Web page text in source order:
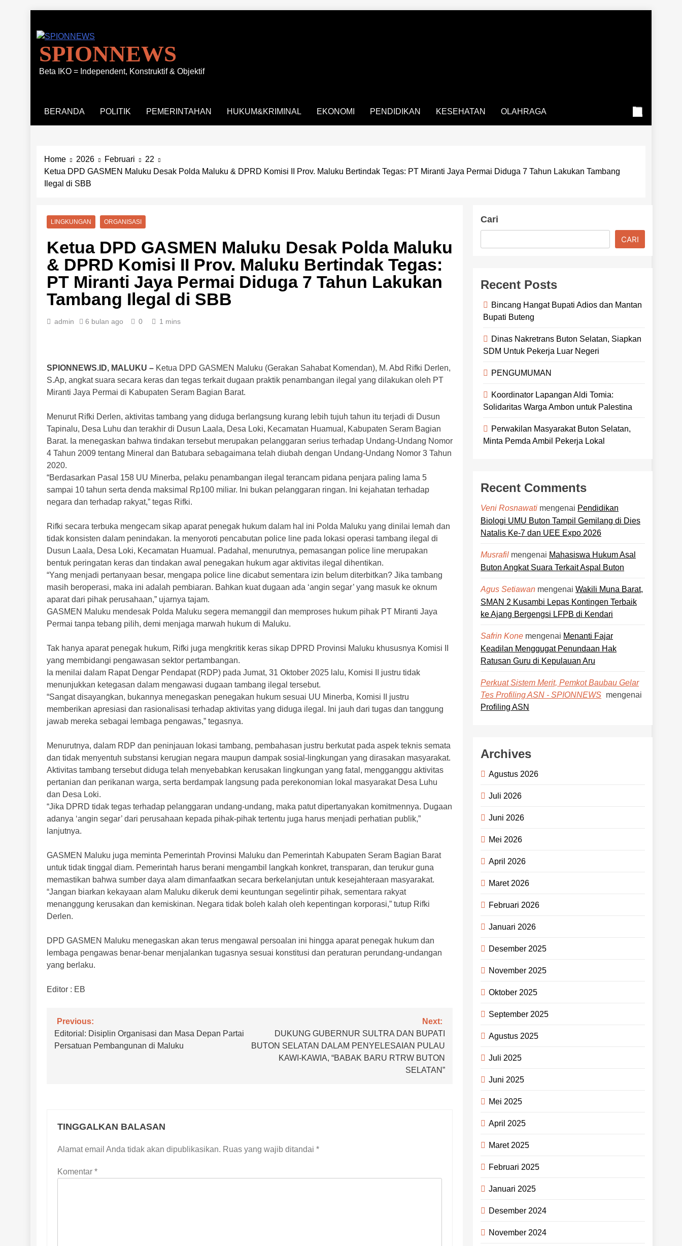
content
SPIONNEWS
Beta IKO = Independent, Konstruktif & Objektif
BERANDA POLITIK PEMERINTAHAN HUKUM&KRIMINAL EKONOMI PENDIDIKAN KESEHATAN OLAHRAGA
Home 2026 Februari
22
Ketua DPD GASMEN Maluku Desak Polda Maluku & DPRD Komisi II Prov. Maluku Bertindak Tegas: PT Miranti Jaya Permai Diduga 7 Tahun Lakukan Tambang
Ilegal di SBB
LINGKUNGAN ORGANISASI
Ketua DPD GASMEN Maluku Desak Polda Maluku
& DPRD Komisi II Prov. Maluku Bertindak Tegas:
PT Miranti Jaya Permai Diduga 7 Tahun Lakukan
Tambang Ilegal di SBB
admin 6 bulan ago 0 1 mins
SPIONNEWS.ID, MALUKU – Ketua DPD GASMEN Maluku (Gerakan Sahabat Komendan), M. Abd Rifki Derlen,
S.Ap, angkat suara secara keras dan tegas terkait dugaan praktik penambangan ilegal yang dilakukan oleh PT
Miranti Jaya Permai di Kabupaten Seram Bagian Barat.
Menurut Rifki Derlen, aktivitas tambang yang diduga berlangsung kurang lebih tujuh tahun itu terjadi di Dusun
Tapinalu, Desa Luhu dan terakhir di Dusun Laala, Desa Loki, Kecamatan Huamual, Kabupaten Seram Bagian
Barat. Ia menegaskan bahwa tindakan tersebut merupakan pelanggaran serius terhadap Undang-Undang Nomor
4 Tahun 2009 tentang Mineral dan Batubara sebagaimana telah diubah dengan Undang-Undang Nomor 3 Tahun
2020.
“Berdasarkan Pasal 158 UU Minerba, pelaku penambangan ilegal terancam pidana penjara paling lama 5
sampai 10 tahun serta denda maksimal Rp100 miliar. Ini bukan pelanggaran ringan. Ini kejahatan terhadap
negara dan terhadap rakyat,” tegas Rifki.
Rifki secara terbuka mengecam sikap aparat penegak hukum dalam hal ini Polda Maluku yang dinilai lemah dan
tidak konsisten dalam penindakan. Ia menyoroti pencabutan police line pada lokasi operasi tambang ilegal di
Dusun Laala, Desa Loki, Kecamatan Huamual. Padahal, menurutnya, pemasangan police line merupakan
bentuk peringatan keras dan tindakan awal penegakan hukum agar aktivitas ilegal dihentikan.
“Yang menjadi pertanyaan besar, mengapa police line dicabut sementara izin belum diterbitkan? Jika tambang
masih beroperasi, maka ini adalah pembiaran. Bahkan kuat dugaan ada ‘angin segar’ yang masuk ke oknum
aparat dari pihak perusahaan,” ujarnya tajam.
GASMEN Maluku mendesak Polda Maluku segera memanggil dan memproses hukum pihak PT Miranti Jaya
Permai tanpa tebang pilih, demi menjaga marwah hukum di Maluku.
Tak hanya aparat penegak hukum, Rifki juga mengkritik keras sikap DPRD Provinsi Maluku khususnya Komisi II
yang membidangi pengawasan sektor pertambangan.
Ia menilai dalam Rapat Dengar Pendapat (RDP) pada Jumat, 31 Oktober 2025 lalu, Komisi II justru tidak
menunjukkan ketegasan dalam mengawasi dugaan tambang ilegal tersebut.
“Sangat disayangkan, bukannya menegaskan penegakan hukum sesuai UU Minerba, Komisi II justru
memberikan apresiasi dan rasionalisasi terhadap aktivitas yang diduga ilegal. Ini jauh dari tugas dan tanggung
jawab mereka sebagai lembaga pengawas,” tegasnya.
Menurutnya, dalam RDP dan peninjauan lokasi tambang, pembahasan justru berkutat pada aspek teknis semata
dan tidak menyentuh substansi kerugian negara maupun dampak sosial-lingkungan yang dirasakan masyarakat.
Aktivitas tambang tersebut diduga telah menyebabkan kerusakan lingkungan yang fatal, mengganggu aktivitas
pertanian dan perikanan warga, serta berdampak langsung pada perekonomian lokal masyarakat Desa Luhu
dan Desa Loki.
“Jika DPRD tidak tegas terhadap pelanggaran undang-undang, maka patut dipertanyakan komitmennya. Dugaan
adanya ‘angin segar’ dari perusahaan kepada pihak-pihak tertentu juga harus menjadi perhatian publik,”
lanjutnya.
GASMEN Maluku juga meminta Pemerintah Provinsi Maluku dan Pemerintah Kabupaten Seram Bagian Barat
untuk tidak tinggal diam. Pemerintah harus berani mengambil langkah konkret, transparan, dan terukur guna
memastikan bahwa sumber daya alam dimanfaatkan secara berkelanjutan untuk kesejahteraan masyarakat.
“Jangan biarkan kekayaan alam Maluku dikeruk demi keuntungan segelintir pihak, sementara rakyat
menanggung kerusakan dan kemiskinan. Negara tidak boleh kalah oleh kepentingan korporasi,” tutup Rifki
Derlen.
DPD GASMEN Maluku menegaskan akan terus mengawal persoalan ini hingga aparat penegak hukum dan
lembaga pengawas benar-benar menjalankan tugasnya sesuai konstitusi dan peraturan perundang-undangan
yang berlaku.
Editor : EB
Navigasi
pos
Previous:
Editorial: Disiplin Organisasi dan Masa Depan Partai
Persatuan Pembangunan di Maluku
Next:
DUKUNG GUBERNUR SULTRA DAN BUPATI
BUTON SELATAN DALAM PENYELESAIAN PULAU
KAWI-KAWIA, “BABAK BARU RTRW BUTON
SELATAN”
TINGGALKAN BALASAN
Alamat email Anda tidak akan dipublikasikan. Ruas yang wajib ditandai *
Komentar *
Cari
CARI
Recent Posts
Bincang Hangat Bupati Adios dan Mantan
Bupati Buteng
Dinas Nakretrans Buton Selatan, Siapkan
SDM Untuk Pekerja Luar Negeri
PENGUMUMAN
Koordinator Lapangan Aldi Tomia:
Solidaritas Warga Ambon untuk Palestina
Perwakilan Masyarakat Buton Selatan,
Minta Pemda Ambil Pekerja Lokal
Recent Comments
Veni Rosnawati mengenai Pendidikan
Biologi UMU Buton Tampil Gemilang di Dies
Natalis Ke-7 dan UEE Expo 2026
Musrafil mengenai Mahasiswa Hukum Asal
Buton Angkat Suara Terkait Aspal Buton
Agus Setiawan mengenai Wakili Muna Barat,
SMAN 2 Kusambi Lepas Kontingen Terbaik
ke Ajang Bergengsi LFPB di Kendari
Safrin Kone mengenai Menanti Fajar
Keadilan Menggugat Penundaan Hak
Ratusan Guru di Kepulauan Aru
Perkuat Sistem Merit, Pemkot Baubau Gelar
Tes Profiling ASN - SPIONNEWS mengenai
Profiling ASN
Archives
Agustus 2026
Juli 2026
Juni 2026
Mei 2026
April 2026
Maret 2026
Februari 2026
Januari 2026
Desember 2025
November 2025
Oktober 2025
September 2025
Agustus 2025
Juli 2025
Juni 2025
Mei 2025
April 2025
Maret 2025
Februari 2025
Januari 2025
Desember 2024
November 2024